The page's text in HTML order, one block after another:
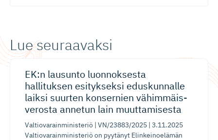
Lue seuraavaksi
EK:n lausunto luonnoksesta
hallituksen esitykseksi eduskunnalle
laiksi suurten konsernien vähimmäis­
verosta annetun lain muuttamisesta
Valtiovarainministeriö | VN/23883/2025 | 3.11.2025
Valtiovarainministeriö on pyytänyt Elinkeinoelämän